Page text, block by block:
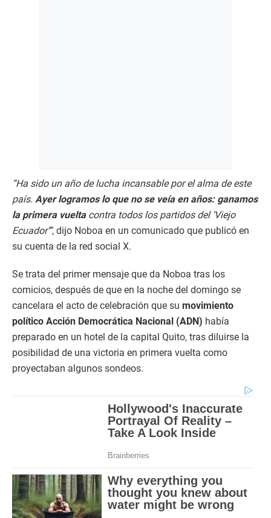
“Ha sido un año de lucha incansable por el alma de este
país. Ayer logramos lo que no se veía en años: ganamos
la primera vueltacontra todos los partidos del ‘Viejo
Ecuador’”, dijo Noboa en un comunicado que publicó en
su cuenta de la red social X.
Se trata del primer mensaje que da Noboa tras los
comicios, después de que en la noche del domingo se
cancelara el acto de celebración que su movimiento
político Acción Democrática Nacional (ADN) había
preparado en un hotel de la capital Quito, tras diluirse la
posibilidad de una victoria en primera vuelta como
proyectaban algunos sondeos.